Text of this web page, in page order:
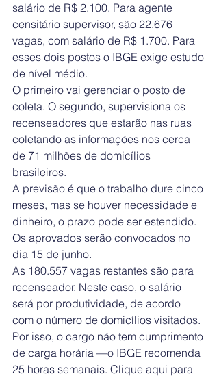
salário de R$ 2.100. Para agente
censitário supervisor, são 22.676
vagas, com salário de R$ 1.700. Para
esses dois postos o IBGE exige estudo
de nível médio.
O primeiro vai gerenciar o posto de
coleta. O segundo, supervisiona os
recenseadores que estarão nas ruas
coletando as informações nos cerca
de 71 milhões de domicílios
brasileiros.
A previsão é que o trabalho dure cinco
meses, mas se houver necessidade e
dinheiro, o prazo pode ser estendido.
Os aprovados serão convocados no
dia 15 de junho.
As 180.557 vagas restantes são para
recenseador. Neste caso, o salário
será por produtividade, de acordo
com o número de domicílios visitados.
Por isso, o cargo não tem cumprimento
de carga horária —o IBGE recomenda
25 horas semanais. Clique aqui para